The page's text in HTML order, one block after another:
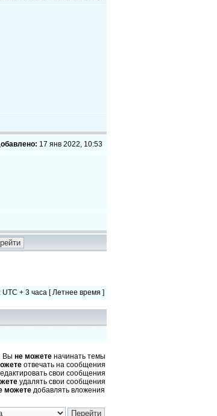
17 янв 2022, 10:53
UTC + 3 часа [ Летнее время ]
Вы не можете начинать темы
отвечать на сообщения
свои сообщения
удалять свои сообщения
можете добавлять вложения